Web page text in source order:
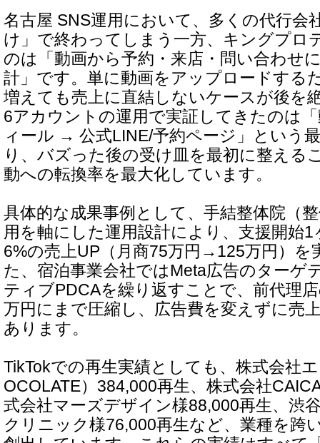
名古屋 SNS運用において、多くの代行会
け」で終わってしまう一方、キングプロ
のは「動画から予約・来店・問い合わせ
計」です。単に動画をアップロードする
増えても売上に直結しないケースが後を
6アカウントの運用で実証してきたのは
ィール → 公式LINE/予約ページ」という
り、バズった後の受け皿を最初に整える
動への転換率を最大化しています。
具体的な成果事例として、手結整体院（
用を軸にした運用設計により、支援開始
6%の売上UP（月商75万円→125万円）を
た、宿泊事業会社ではMeta広告のターゲ
ティブPDCAを繰り返すことで、前代理
万円にまで圧縮し、広告費を変えずに売
あります。
TikTokでの再生実績としても、株式会社
OCOLATE）384,000再生、株式会社
式会社マーズデザイン様88,000再生、渋
クリニック様76,000再生など、業種を跨